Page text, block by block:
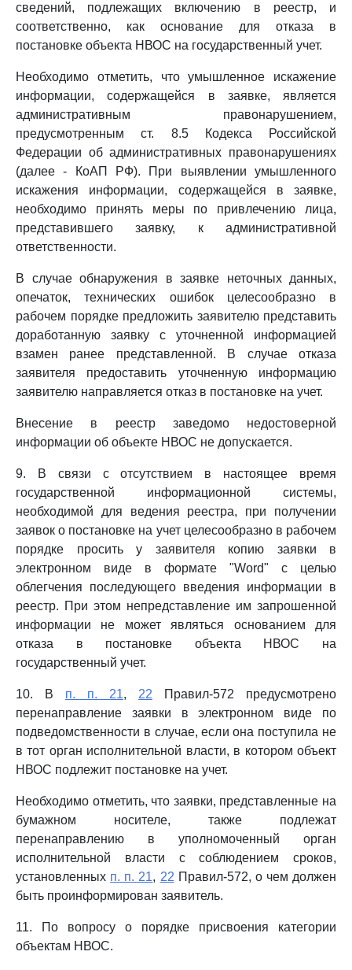
сведений, подлежащих включению в реестр, и
соответственно, как основание для отказа в
постановке объекта НВОС на государственный учет.
Необходимо отметить, что умышленное искажение
информации, содержащейся в заявке, является
административным правонарушением,
предусмотренным ст. 8.5 Кодекса Российской
Федерации об административных правонарушениях
(далее - КоАП РФ). При выявлении умышленного
искажения информации, содержащейся в заявке,
необходимо принять меры по привлечению лица,
представившего заявку, к административной
ответственности.
В случае обнаружения в заявке неточных данных,
опечаток, технических ошибок целесообразно в
рабочем порядке предложить заявителю представить
доработанную заявку с уточненной информацией
взамен ранее представленной. В случае отказа
заявителя предоставить уточненную информацию
заявителю направляется отказ в постановке на учет.
Внесение в реестр заведомо недостоверной
информации об объекте НВОС не допускается.
9. В связи с отсутствием в настоящее время
государственной информационной системы,
необходимой для ведения реестра, при получении
заявок о постановке на учет целесообразно в рабочем
порядке просить у заявителя копию заявки в
электронном виде в формате "Word" с целью
облегчения последующего введения информации в
реестр. При этом непредставление им запрошенной
информации не может являться основанием для
отказа в постановке объекта НВОС на
государственный учет.
10. В п. п. 21, 22 Правил-572 предусмотрено
перенаправление заявки в электронном виде по
подведомственности в случае, если она поступила не
в тот орган исполнительной власти, в котором объект
НВОС подлежит постановке на учет.
Необходимо отметить, что заявки, представленные на
бумажном носителе, также подлежат
перенаправлению в уполномоченный орган
исполнительной власти с соблюдением сроков,
установленных п. п. 21, 22 Правил-572, о чем должен
быть проинформирован заявитель.
11. По вопросу о порядке присвоения категории
объектам НВОС.